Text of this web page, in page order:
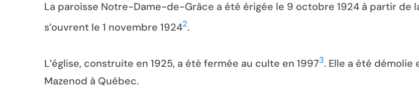
La paroisse Notre-Dame-de-Grâce a été érigée le 9 octobre 1924 à partir de
s’ouvrent le 1 novembre 19242.
L’église, construite en 1925, a été fermée au culte en 19973. Elle a été
Mazenod à Québec.